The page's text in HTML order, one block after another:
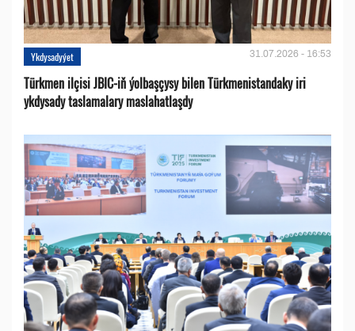
Ykdysadyýet 31.07.2026 - 16:53
Türkmen ilçisi JBIC-iň ýolbaşçysy bilen Türkmenistandaky iri
ykdysady taslamalary maslahatlaşdy